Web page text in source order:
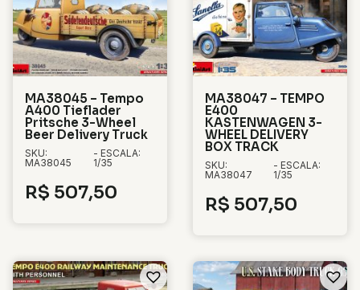
MA38045 – Tempo
A400 Tieflader
Pritsche 3-Wheel
Beer Delivery Truck
SKU:
MA38045
- ESCALA:
1/35
R$ 507,50
MA38047 – TEMPO
E400
KASTENWAGEN 3-
WHEEL DELIVERY
BOX TRACK
SKU:
MA38047
- ESCALA:
1/35
R$ 507,50